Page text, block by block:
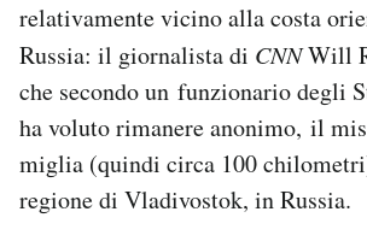
relativamente vicino alla costa
Russia: il giornalista di CNNWill
che secondo un funzionario degli
ha voluto rimanere anonimo, il
miglia (quindi circa 100
regione di Vladivostok, in Russia.